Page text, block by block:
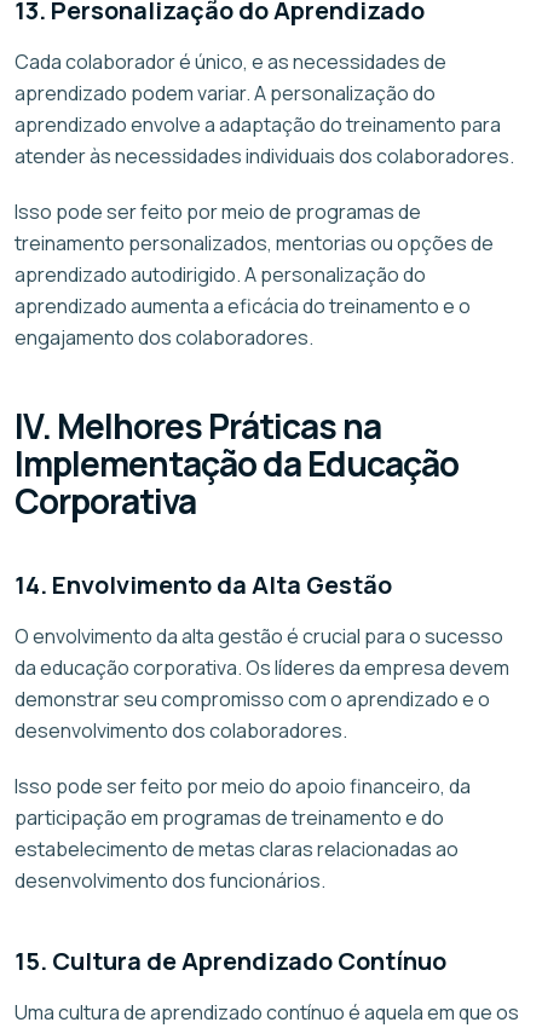
13. Personalização do Aprendizado
Cada colaborador é único, e as necessidades de
aprendizado podem variar. A personalização do
aprendizado envolve a adaptação do treinamento para
atender às necessidades individuais dos colaboradores.
Isso pode ser feito por meio de programas de
treinamento personalizados, mentorias ou opções de
aprendizado autodirigido. A personalização do
aprendizado aumenta a eficácia do treinamento e o
engajamento dos colaboradores.
IV. Melhores Práticas na
Implementação da Educação
Corporativa
14. Envolvimento da Alta Gestão
O envolvimento da alta gestão é crucial para o sucesso
da educação corporativa. Os líderes da empresa devem
demonstrar seu compromisso com o aprendizado e o
desenvolvimento dos colaboradores.
Isso pode ser feito por meio do apoio financeiro, da
participação em programas de treinamento e do
estabelecimento de metas claras relacionadas ao
desenvolvimento dos funcionários.
15. Cultura de Aprendizado Contínuo
Uma cultura de aprendizado contínuo é aquela em que os